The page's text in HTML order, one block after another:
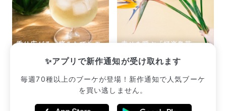
✨アプリで新作通知が受け取れます
毎週70種以上のブーケが登場！新作通知で人気ブーケ
を買い逃しません。
香り広がる、摘みたてレモ
幸せを呼ぶ「極楽鳥花」
¥2,585
販売中のブーケ一覧へ